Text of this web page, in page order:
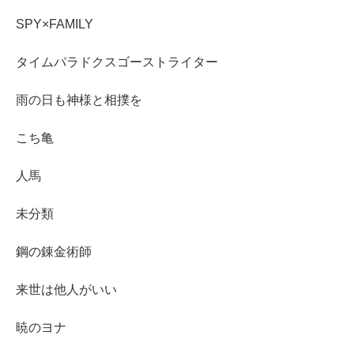
SPY×FAMILY
タイムパラドクスゴーストライター
雨の日も神様と相撲を
こち亀
人馬
未分類
鋼の錬金術師
来世は他人がいい
暁のヨナ